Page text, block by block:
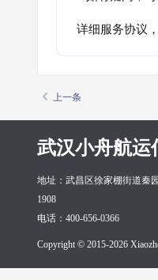
详细服务协议
上一条
武汉小舟航运
地址：武昌区徐家棚街道秦
1908
电话：400-656-0366
Copyright © 2015-2026